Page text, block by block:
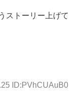
ストーリー上げて
ID:PVhCUAuB0